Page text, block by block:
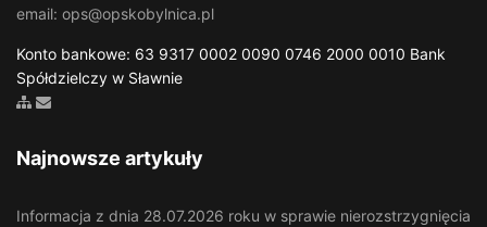
email: ops@opskobylnica.pl
Konto bankowe: 63 9317 0002 0090 0746 2000 0010 Bank
Spółdzielczy w Sławnie
Zobacz mapę strony
Wyślij email
Najnowsze artykuły
Informacja z dnia 28.07.2026 roku w sprawie nierozstrzygnięcia